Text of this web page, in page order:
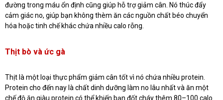
đường trong máu ổn định cũng giúp hỗ trợ giảm cân. Nó thúc đẩy
cảm giác no, giúp bạn không thèm ăn các nguồn chất béo chuyển
hóa hoặc tinh chế khác chứa nhiều calo rỗng.
Thịt bò và ức gà
Thịt là một loại thực phẩm giảm cân tốt vì nó chứa nhiều protein.
Protein cho đến nay là chất dinh dưỡng làm no lâu nhất và ăn một
chế độ ăn giàu protein có thể khiến bạn đốt cháy thêm 80–100 calo